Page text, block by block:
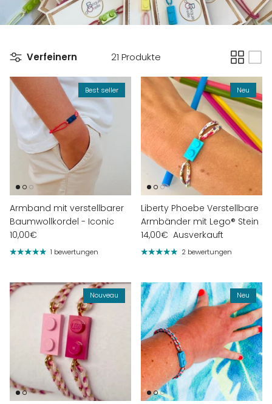
Verfeinern 21 Produkte
Best seller
Armband mit verstellbarer
Baumwollkordel - Iconic
10,00€
1 bewertungen
Neu
Liberty Phoebe Verstellbare
Armbänder mit Lego® Stein
14,00€ Ausverkauft
2 bewertungen
Nouveau Neu